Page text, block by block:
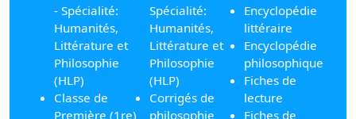
- Spécialité:
Humanités,
Littérature et
Philosophie
(HLP)
Classe de
Première (1re)
Spécialité:
Humanités,
Littérature et
Philosophie
(HLP)
Corrigés de
philosophie
Encyclopédie
littéraire
Encyclopédie
philosophique
Fiches de
lecture
Fiches de